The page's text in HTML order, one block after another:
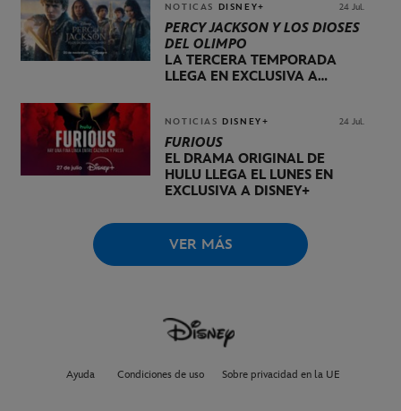
NOTICAS DISNEY+ 24 Jul.
PERCY JACKSON Y LOS DIOSES
DEL OLIMPO
LA TERCERA TEMPORADA
LLEGA EN EXCLUSIVA A
NOTICIAS DISNEY+ 24 Jul.
FURIOUS
EL DRAMA ORIGINAL DE
HULU LLEGA EL LUNES EN
EXCLUSIVA A DISNEY+
VER MÁS
Ayuda Condiciones de uso Sobre privacidad en la UE